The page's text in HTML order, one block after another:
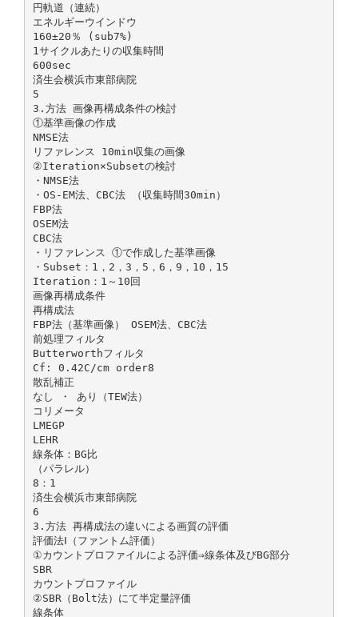
円軌道（連続）
エネルギーウインドウ
160±20％ (sub7%)
1サイクルあたりの収集時間
600sec
済生会横浜市東部病院
5
3.方法 画像再構成条件の検討
①基準画像の作成
NMSE法
リファレンス 10min収集の画像
②Iteration×Subsetの検討
・NMSE法
・OS-EM法、CBC法 （収集時間30min）
FBP法
OSEM法
CBC法
・リファレンス ①で作成した基準画像
・Subset：1，2，3，5，6，9，10，15
Iteration：1～10回
画像再構成条件
再構成法
FBP法（基準画像） OSEM法、CBC法
前処理フィルタ
Butterworthフィルタ
Cf: 0.42C/cm order8
散乱補正
なし ・ あり（TEW法）
コリメータ
LMEGP
LEHR
線条体：BG比
（パラレル）
8：1
済生会横浜市東部病院
6
3.方法 再構成法の違いによる画質の評価
評価法Ⅰ（ファントム評価）
①カウントプロファイルによる評価⇒線条体及びBG部分
SBR
カウントプロファイル
②SBR（Bolt法）にて半定量評価
線条体